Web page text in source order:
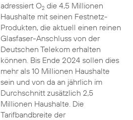
adressiert O2die 4,5 Millionen
Haushalte mit seinen Festnetz-
Produkten, die aktuell einen reinen
Glasfaser-Anschluss von der
Deutschen Telekom erhalten
können. Bis Ende 2024 sollen dies
mehr als 10 Millionen Haushalte
sein und von da an jährlich im
Durchschnitt zusätzlich 2,5
Millionen Haushalte. Die
Tarifbandbreite der